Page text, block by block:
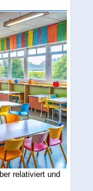
relativiert und